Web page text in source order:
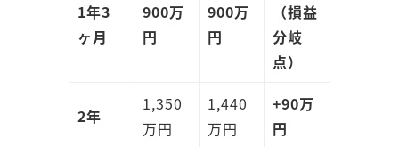
1年3
ヶ月
900万
円
900万
円
（損益
分岐
点）
2年
1,350
万円
1,440
万円
+90万
円